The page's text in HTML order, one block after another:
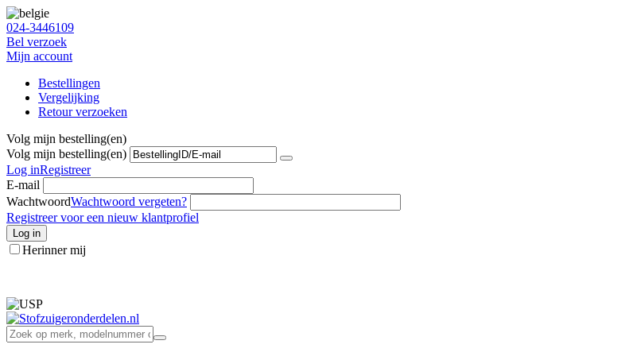
024-3446109
Bel verzoek
Mijn account
Bestellingen
Vergelijking
Retour verzoeken
Volg mijn bestelling(en)
Volg mijn bestelling(en)
Log inRegistreer
E-mail
WachtwoordWachtwoord vergeten?
Registreer voor een nieuw klantprofiel
Log in
Herinner mij